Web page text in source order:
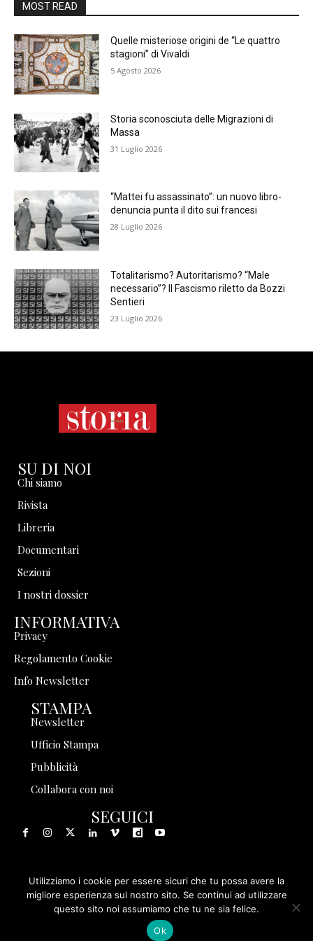
MOST READ
Quelle misteriose origini de “Le quattro
stagioni” di Vivaldi
5 Agosto 2026
Storia sconosciuta delle Migrazioni di
Massa
31 Luglio 2026
“Mattei fu assassinato”: un nuovo libro-
denuncia punta il dito sui francesi
28 Luglio 2026
Totalitarismo? Autoritarismo? “Male
necessario”? Il Fascismo riletto da Bozzi
Sentieri
23 Luglio 2026
SU DI NOI
Chi siamo
Rivista
Libreria
Documentari
Sezioni
I nostri dossier
INFORMATIVA
Privacy
Regolamento Cookie
Info Newsletter
STAMPA
Newsletter
Ufficio Stampa
Pubblicità
Collabora con noi
SEGUICI
© 1999 - 2025 Storia in Rete Srl - Tutti i diritti riservati - P.
IVA 08570971005
Utilizziamo i cookie per essere sicuri che tu possa avere la
migliore esperienza sul nostro sito. Se continui ad utilizzare
questo sito noi assumiamo che tu ne sia felice.
Ok